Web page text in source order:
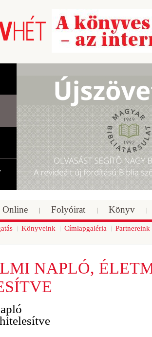
Online Folyóirat Könyv
Könyveink Címlapgaléria Partnereink
NAPLÓ,